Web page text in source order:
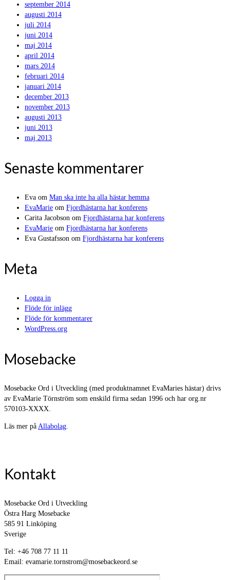
september 2014
augusti 2014
juli 2014
juni 2014
maj 2014
april 2014
mars 2014
februari 2014
januari 2014
december 2013
november 2013
augusti 2013
juni 2013
maj 2013
Senaste kommentarer
Eva om Man ska inte ha alla hästar hemma
EvaMarie om Fjordhästarna har konferens
Carita Jacobson om Fjordhästarna har konferens
EvaMarie om Fjordhästarna har konferens
Eva Gustafsson om Fjordhästarna har konferens
Meta
Logga in
Flöde för inlägg
Flöde för kommentarer
WordPress.org
Mosebacke
Mosebacke Ord i Utveckling (med produktnamnet EvaMaries hästar) drivs
av EvaMarie Törnström som enskild firma sedan 1996 och har org.nr
570103-XXXX.
Läs mer på Allabolag.
Kontakt
Mosebacke Ord i Utveckling
Östra Harg Mosebacke
585 91 Linköping
Sverige
Tel: +46 708 77 11 11
Email: evamarie.tornstrom@mosebackeord.se